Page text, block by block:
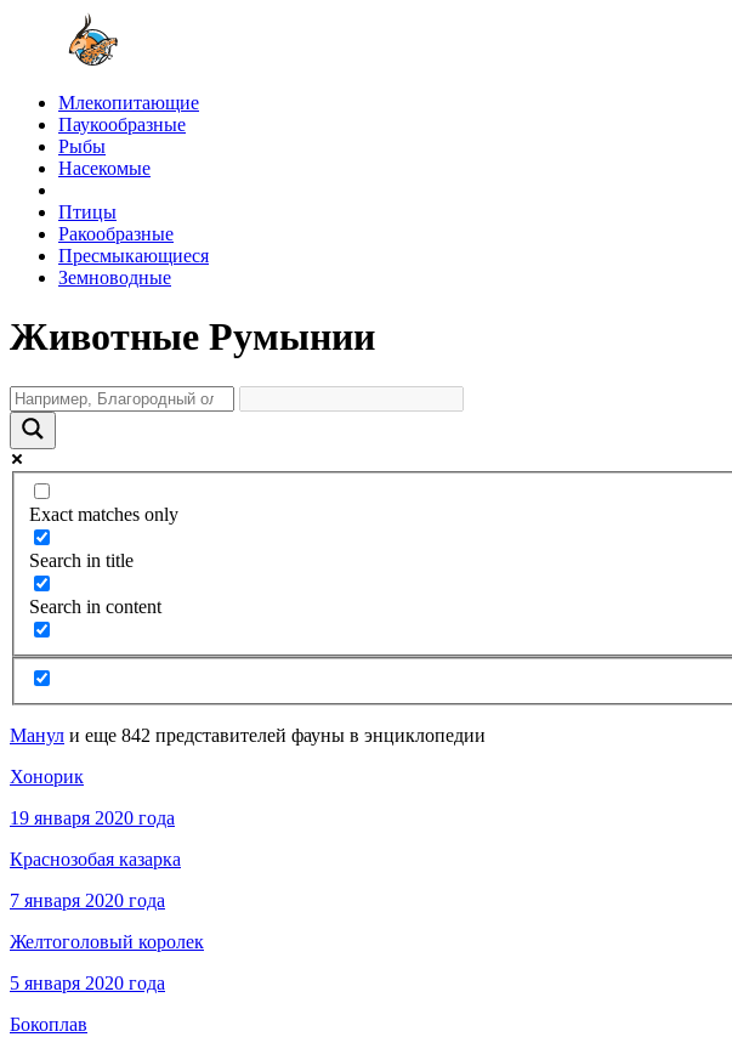
Млекопитающие
Паукообразные
Рыбы
Насекомые
Птицы
Ракообразные
Пресмыкающиеся
Земноводные
Животные Румынии
Exact matches only
Search in title
Search in content
Манул и еще 842 представителей фауны в энциклопедии
Хонорик
19 января 2020 года
Краснозобая казарка
7 января 2020 года
Желтоголовый королек
5 января 2020 года
Бокоплав